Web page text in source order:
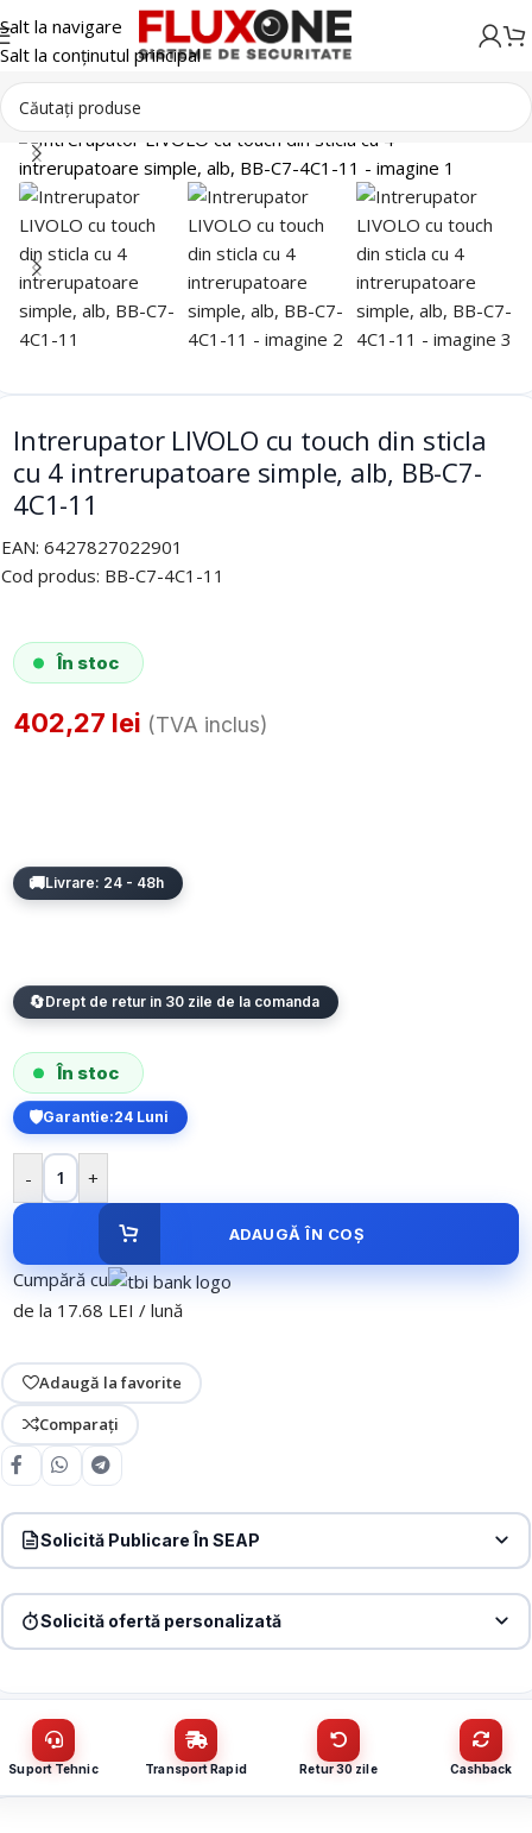
Salt la navigare
Salt la conținutul principal
Smart Home Intrerupatoare
Intrerupator LIVOLO cu touch din sticla
cu 4 intrerupatoare simple, alb, BB-C7-
4C1-11
EAN: 6427827022901
Cod produs: BB-C7-4C1-11
În stoc
402,27 lei (TVA inclus)
Livrare: 24 - 48h
Drept de retur in 30 zile de la comanda
În stoc
Garantie:24 Luni
- +
ADAUGĂ ÎN COȘ
Cumpără cu
de la 17.68 LEI / lună
Adaugă la favorite
Comparați
Solicită Publicare În SEAP
CUI
Solicită ofertă personalizată
Nume / firmă
Suport Tehnic Transport Rapid Retur 30 zile Cashback